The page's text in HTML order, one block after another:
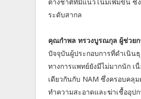
ต่างชาติที่มีแนวโน้มเพิ่มขึ้น ซึ่
ระดับสากล
คุณกำพล ทรวงบูรณกุล ผู้ช่วยก
ปัจจุบันผู้ประกอบการที่ดำเนิน
ทางการแพทย์ยังมีไม่มากนัก
เดียวกันกับ NAM ซึ่งครอบคลุ
ทำความสะอาดและฆ่าเชื้ออุป